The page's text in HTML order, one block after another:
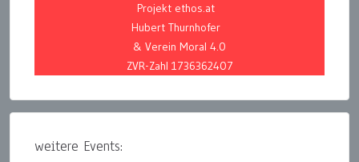
Projekt ethos.at
Hubert Thurnhofer
& Verein Moral 4.0
ZVR-Zahl 1736362407
weitere Events: